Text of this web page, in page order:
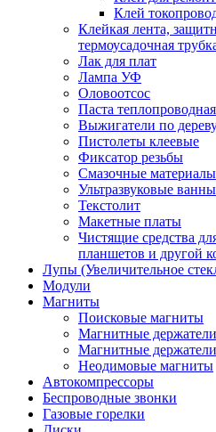
Клей
Клейкая лента,
термоусадочная
Лак для плат
Лампа УФ
Оловоотсос
Паста теплопроводная
Выжигатели по
Пистолеты клеевые
Фиксатор резьбы
Смазочные материалы
Ультразвуковые ванны
Текстолит
Макетные платы
Чистящие средства
планшетов и другой
Лупы (Увеличительное
Модули
Магниты
Поисковые магниты
Магнитные
Магнитные
Неодимовые магниты
Автокомпрессоры
Беспроводные звонки
Газовые горелки